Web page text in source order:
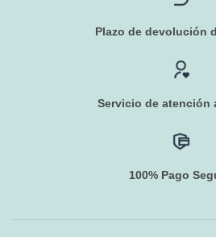
Plazo de devolución
Servicio de atención
100% Pago